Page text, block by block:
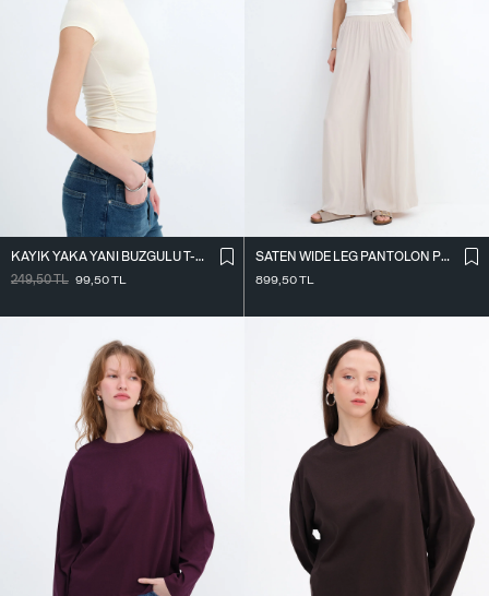
KAYIK YAKA YANI BÜZGÜLÜ T-SHIRT P0653
249,50TL 99,50TL
SATEN WIDE LEG PANTOLON PN17298
899,50TL